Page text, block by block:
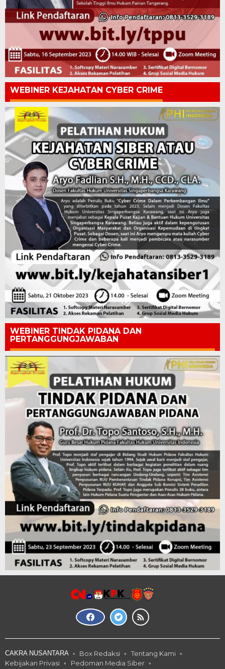
WEBINER KEJAHATAN CYBER CRIME
WEBINER TINDAK PIDANA DAN
PERTANGGUNGJAWABAN
CAKRA NUSANTARA Box Redaksi
Tentang Kami
Kebijakan Privasi
Pedoman Media Siber